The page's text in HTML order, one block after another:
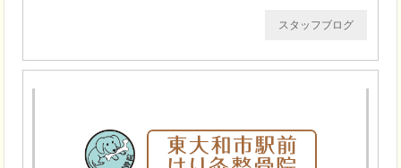
スタッフブログ